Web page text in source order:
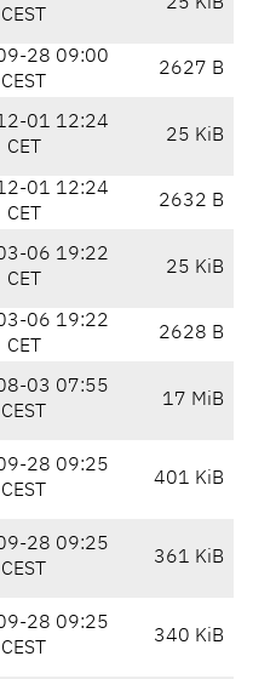
CEST
28 09:00
CEST
2627 B
01 12:24
CET
25 KiB
01 12:24
CET
2632 B
06 19:22
CET
25 KiB
06 19:22
CET
2628 B
03 07:55
CEST
17 MiB
28 09:25
CEST
401 KiB
28 09:25
CEST
361 KiB
28 09:25
CEST
340 KiB